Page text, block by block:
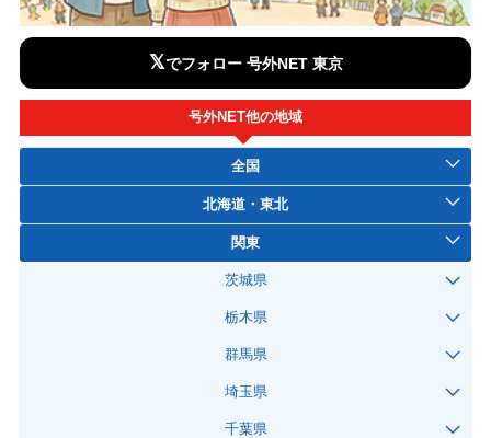
𝕏でフォロー 号外NET 東京
号外NET他の地域
全国
北海道・東北
関東
茨城県
栃木県
群馬県
埼玉県
千葉県